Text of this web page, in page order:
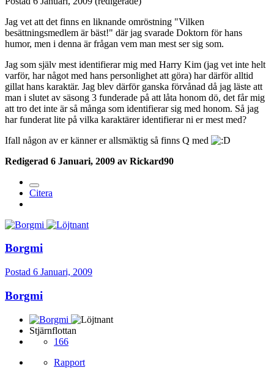
Jag vet att det finns en liknande omröstning "Vilken
besättningsmedlem är bäst!" där jag svarade Doktorn för hans
humor, men i denna är frågan vem man mest ser sig som.
Jag som själv mest identifierar mig med Harry Kim (jag vet inte helt
varför, har något med hans personlighet att göra) har därför alltid
gillat hans karaktär. Jag blev därför ganska förvånad då jag läste att
man i slutet av säsong 3 funderade på att låta honom dö, det får mig
att tro det inte är så många som identifierar sig med honom. Så jag
har funderat lite på vilka karaktärer identifierar ni er mest med?
Ifall någon av er känner er allsmäktig så finns Q med
Redigerad 6 Januari, 2009 av Rickard90
Citera
Borgmi
Postad 6 Januari, 2009
Borgmi
Stjärnflottan
166
Rapport